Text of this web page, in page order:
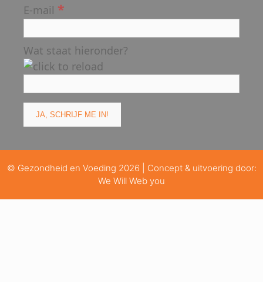
E-mail *
Wat staat hieronder?
© Gezondheid en Voeding 2026 | Concept & uitvoering door:
We Will Web you